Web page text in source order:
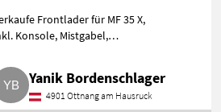
Kleinanzeigen
Frontlader für MF 35 X,
Konsole, Mistgabel,
Frontlader
Yanik Bordenschlager
4901 Ottnang am Hausruck